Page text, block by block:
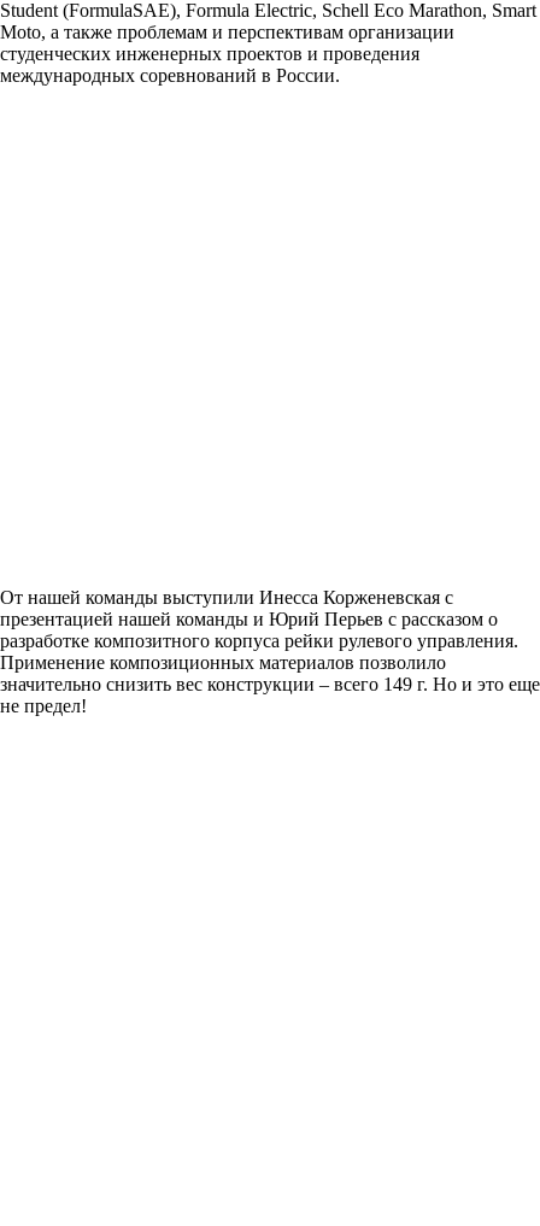
Student (FormulaSAE), Formula Electric, Schell Eco Marathon, Smart
Moto, а также проблемам и перспективам организации
студенческих инженерных проектов и проведения
международных соревнований в России.
От нашей команды выступили Инесса Корженевская с
презентацией нашей команды и Юрий Перьев с рассказом о
разработке композитного корпуса рейки рулевого управления.
Применение композиционных материалов позволило
значительно снизить вес конструкции – всего 149 г. Но и это еще
не предел!